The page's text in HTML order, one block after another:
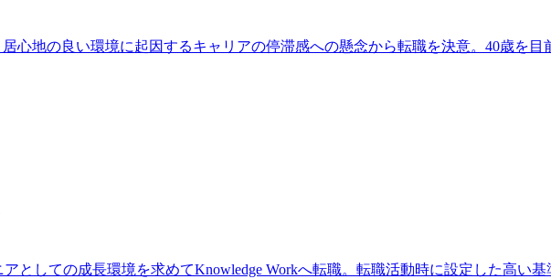
心地の良い環境に起因するキャリアの停滞感への懸念から転職を決意。40歳を目
としての成長環境を求めてKnowledge Workへ転職。転職活動時に設定した高い